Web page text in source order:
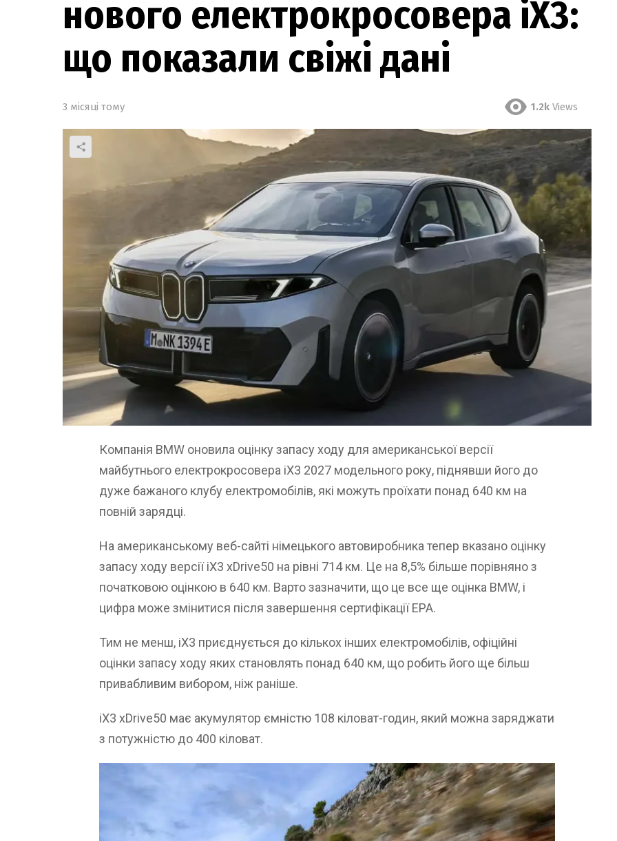
нового електрокросовера iX3:
що показали свіжі дані
3 місяці тому 1.2k Views
Компанія BMW оновила оцінку запасу ходу для американської версії
майбутнього електрокросовера iX3 2027 модельного року, піднявши його до
дуже бажаного клубу електромобілів, які можуть проїхати понад 640 км на
повній зарядці.
На американському веб-сайті німецького автовиробника тепер вказано оцінку
запасу ходу версії iX3 xDrive50 на рівні 714 км. Це на 8,5% більше порівняно з
початковою оцінкою в 640 км. Варто зазначити, що це все ще оцінка BMW, і
цифра може змінитися після завершення сертифікації EPA.
Тим не менш, iX3 приєднується до кількох інших електромобілів, офіційні
оцінки запасу ходу яких становлять понад 640 км, що робить його ще більш
привабливим вибором, ніж раніше.
iX3 xDrive50 має акумулятор ємністю 108 кіловат-годин, який можна заряджати
з потужністю до 400 кіловат.